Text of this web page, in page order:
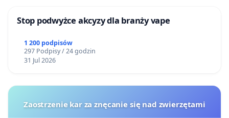
Stop podwyżce akcyzy dla branży vape
1 200 podpisów
297 Podpisy / 24 godzin
31 Jul 2026
Zaostrzenie kar za znęcanie się nad zwierzętami